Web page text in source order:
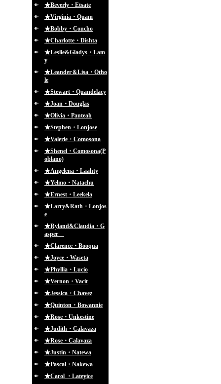
★Beverly・Etsate
★Virginia・Quam
★Bobby・Concho
★Charlotte・Dishta
★Leslie&Gladys・Lam
y
★Leander＆Lisa・Otho
le
★Stewart・Quandelacy
★Joan・Douglas
★Olivia・Panteah
★Stephen・Lonjose
★Valerie・Comosona
★Shenel・Comosona(P
oblano)
★Angelena・Laahty
★Yelmo・Natachu
★Ernest・Leekela
★Larry&Rath・Lonjos
e
★Ryland&Claudia・G
asper
★Clarence・Booqua
★Joyce・Waseta
★Phyllia・Lucio
★Vernon・Vacit
★Jessica・Chavez
★Quinton・Bowannie
★Rose・Unkestine
★Judith・Calavaza
★Rose・Calavaza
★Justin・Natewa
★Pascal・Nakewa
★Carol ・Lateyice